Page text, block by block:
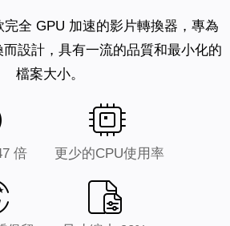
全 GPU 加速的影片轉換器，專為
設計，具有一流的品質和最小化的
檔案大小。
倍 更少的CPU使用率